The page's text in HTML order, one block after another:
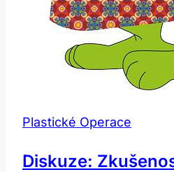
Plastické Operace
Diskuze: